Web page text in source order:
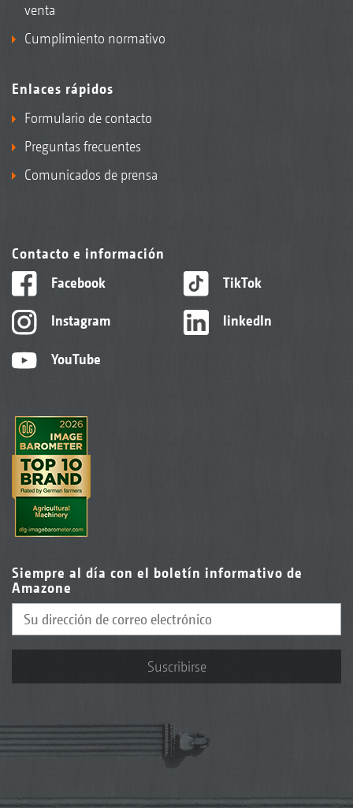
venta
Cumplimiento normativo
Enlaces rápidos
Formulario de contacto
Preguntas frecuentes
Comunicados de prensa
Contacto e información
Facebook
Instagram
YouTube
TikTok
linkedIn
Siempre al día con el boletín informativo de
Amazone
Suscribirse